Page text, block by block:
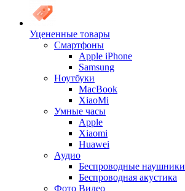
Уцененные товары
Cмартфоны
Apple iPhone
Samsung
Ноутбуки
MacBook
XiaoMi
Умные часы
Apple
Xiaomi
Huawei
Аудио
Беспроводные наушники
Беспроводная акустика
Фото Видео